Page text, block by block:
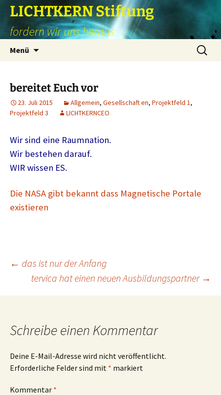
Zum
Inhalt
springen
LICHTKERN Stiftung
fordern wir uns heraus
Menü
Suchen
nach:
bereitet Euch vor
23. Juli 2015 Allgemein, Gesellschaft en, Projektfeld 1,
Projektfeld 3
LICHTKERNCEO
Wir sind eine Raumnation.
Wir bestehen darauf.
WIR wissen ES.
Die NASA gibt bekannt dass Magnetische Portale
existieren
Beitragsnavigation
← das ist nur der Anfang
tervica hat einen neuen Ausbildungspartner →
Schreibe einen Kommentar
Deine E-Mail-Adresse wird nicht veröffentlicht.
Erforderliche Felder sind mit * markiert
Kommentar *